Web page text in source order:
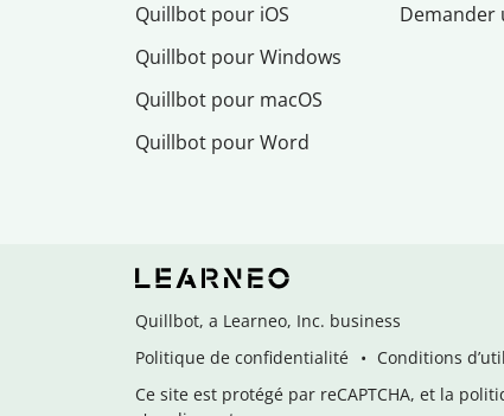
Quillbot pour iOS
Quillbot pour Windows
Quillbot pour macOS
Quillbot pour Word
Demander
Quillbot, a Learneo, Inc. business
Politique de confidentialité
Conditions
Ce site est protégé par reCAPTCHA, et la